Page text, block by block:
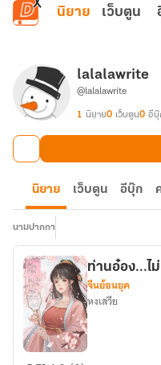
ข้ามไปยังเนื้อหาหลัก
นิยาย เว็บตูน
lalalawrite
@lalalawrite
1 นิยาย0 เว็บตูน0 อีบุ๊
นิยาย เว็บตูน อีบุ๊ก
นามปากกา
ท่านอ๋อง...ไ
จีนย้อนยุค
หงเสวีย